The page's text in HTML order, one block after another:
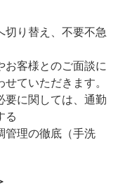
切り替え、不要不急
お客様とのご面談に
ていただきます。
要に関しては、通勤
る
管理の徹底（手洗